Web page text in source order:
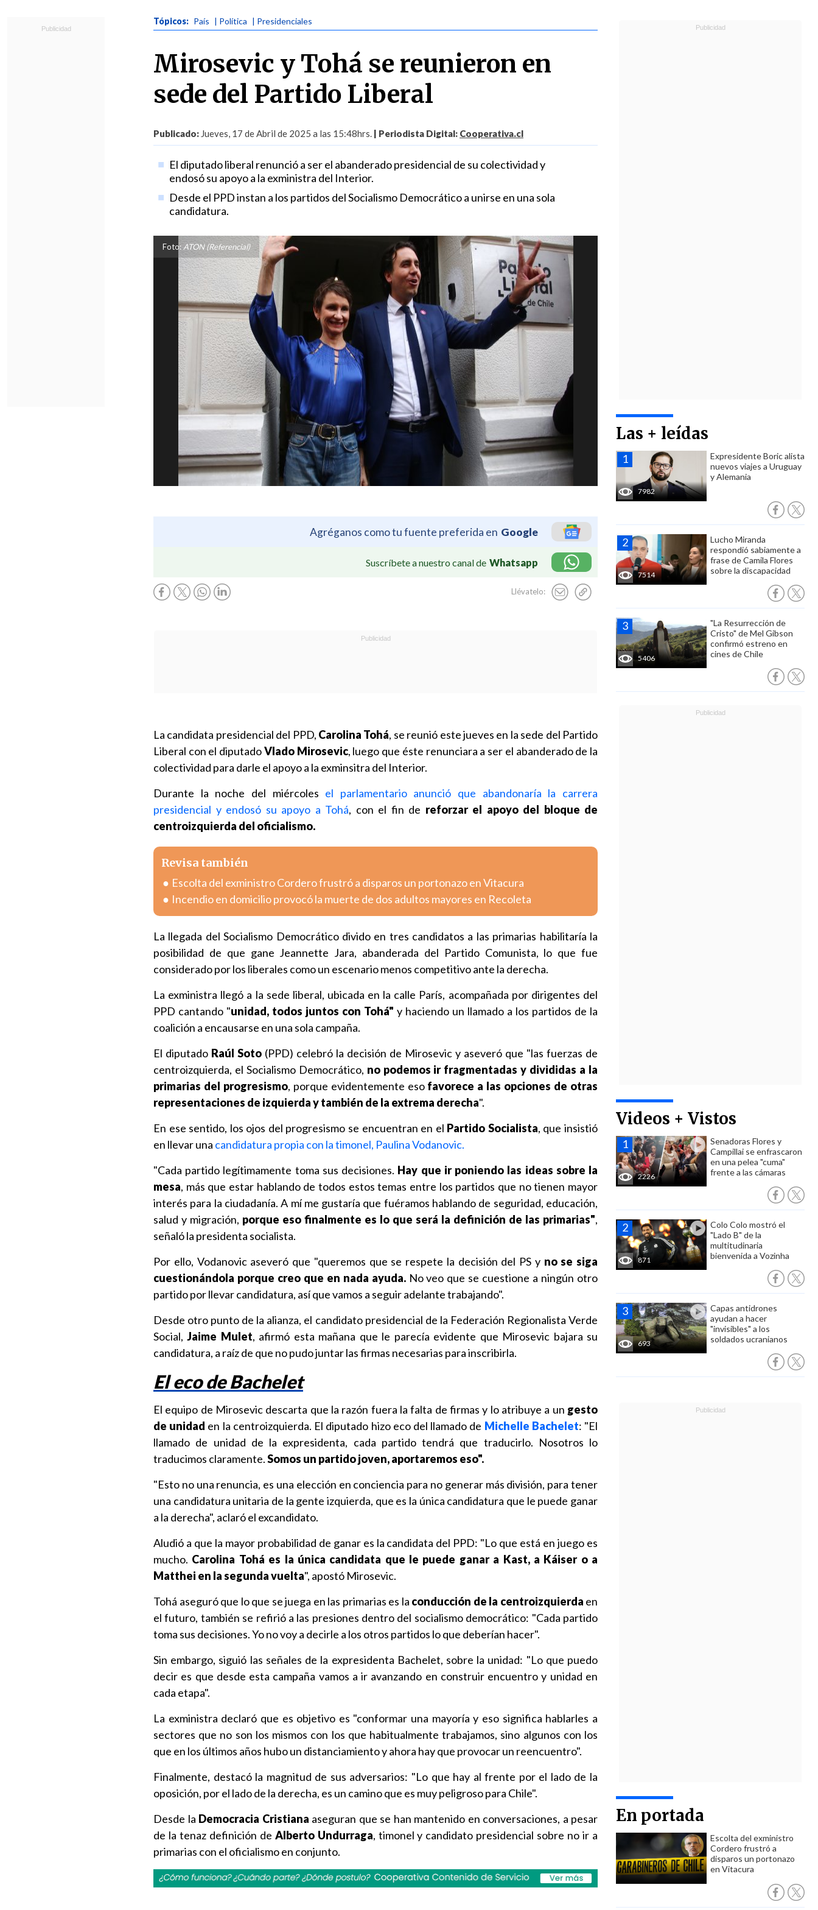
Tópicos: País | Política | Presidenciales
Mirosevic y Tohá se reunieron en
sede del Partido Liberal
Publicado: Jueves, 17 de Abril de 2025 a las 15:48hrs. | Periodista Digital: Cooperativa.cl
El diputado liberal renunció a ser el abanderado presidencial de su colectividad y
endosó su apoyo a la exministra del Interior.
Desde el PPD instan a los partidos del Socialismo Democrático a unirse en una sola
candidatura.
Foto: ATON (Referencial)
Agréganos como tu fuente preferida en Google
Suscríbete a nuestro canal de Whatsapp
Llévatelo:
Las + leídas
7982
Expresidente Boric alista
nuevos viajes a Uruguay
y Alemania
7514
Lucho Miranda
respondió sabiamente a
frase de Camila Flores
sobre la discapacidad
5406
"La Resurrección de
Cristo" de Mel Gibson
confirmó estreno en
cines de Chile
Videos + Vistos
2226
Senadoras Flores y
Campillai se enfrascaron
en una pelea "cuma"
frente a las cámaras
871
Colo Colo mostró el
"Lado B" de la
multitudinaria
bienvenida a Vozinha
693
Capas antidrones
ayudan a hacer
"invisibles" a los
soldados ucranianos
En portada
Escolta del exministro
Cordero frustró a
disparos un portonazo
en Vitacura
La candidata presidencial del PPD, Carolina Tohá, se reunió este jueves en la sede del Partido
Liberal con el diputadoVlado Mirosevic, luego que éste renunciara a ser el abanderado de la
colectividad para darle el apoyo a la exminsitra del Interior.
Durante la noche del miércoles el parlamentario anunció que abandonaría la carrera
presidencial y endosó su apoyo a Tohá, con el fin de reforzar el apoyo del bloque de
centroizquierda del oficialismo.
Revisa también
Escolta del exministro Cordero frustró a disparos un portonazo en Vitacura
Incendio en domicilio provocó la muerte de dos adultos mayores en Recoleta
La llegada del Socialismo Democrático divido en tres candidatos a las primarias habilitaría la
posibilidad de que gane Jeannette Jara, abanderada del Partido Comunista, lo que fue
considerado por los liberales como un escenario menos competitivo ante la derecha.
La exministra llegó a la sede liberal, ubicada en la calle París, acompañada por dirigentes del
PPD cantando "unidad, todos juntos con Tohá" y haciendo un llamado a los partidos de la
coalición a encausarse en una sola campaña.
El diputado Raúl Soto (PPD) celebró la decisión de Mirosevic y aseveró que "las fuerzas de
centroizquierda, el Socialismo Democrático, no podemos ir fragmentadas y divididas a la
primarias del progresismo, porque evidentemente eso favorece a las opciones de otras
representaciones de izquierda y también de la extrema derecha".
En ese sentido, los ojos del progresismo se encuentran en el Partido Socialista, que insistió
en llevar una candidatura propia con la timonel, Paulina Vodanovic.
"Cada partido legítimamente toma sus decisiones. Hay que ir poniendo las ideas sobre la
mesa, más que estar hablando de todos estos temas entre los partidos que no tienen mayor
interés para la ciudadanía. A mí me gustaría que fuéramos hablando de seguridad, educación,
salud y migración, porque eso finalmente es lo que será la definición de las primarias",
señaló la presidenta socialista.
Por ello, Vodanovic aseveró que "queremos que se respete la decisión del PS yno se siga
cuestionándola porque creo que en nada ayuda.No veo que se cuestione a ningún otro
partido por llevar candidatura, así que vamos a seguir adelante trabajando".
Desde otro punto de la alianza, el candidato presidencial de la Federación Regionalista Verde
Social,Jaime Mulet, afirmó esta mañana que le parecía evidente que Mirosevic bajara su
candidatura, a raíz de que no pudo juntar las firmas necesarias para inscribirla.
El eco de Bachelet
El equipo de Mirosevic descarta que la razón fuera la falta de firmas y lo atribuye a un gesto
de unidad en la centroizquierda. El diputado hizo eco del llamado de Michelle Bachelet: "El
llamado de unidad de la expresidenta, cada partido tendrá que traducirlo. Nosotros lo
traducimos claramente.Somos un partido joven, aportaremos eso".
"Esto no una renuncia, es una elección en conciencia para no generar más división, para tener
una candidatura unitaria de la gente izquierda, que es la única candidatura que le puede ganar
a la derecha", aclaró el excandidato.
Aludió a que la mayor probabilidad de ganar es la candidata del PPD: "Lo que está en juego es
mucho. Carolina Tohá es la única candidata que le puede ganar a Kast, a Káiser o a
Matthei en la segunda vuelta", apostó Mirosevic.
Tohá aseguró que lo que se juega en las primarias es la conducción de la centroizquierda en
el futuro, también se refirió a las presiones dentro del socialismo democrático: "Cada partido
toma sus decisiones. Yo no voy a decirle a los otros partidos lo que deberían hacer".
Sin embargo, siguió las señales de la expresidenta Bachelet, sobre la unidad: "Lo que puedo
decir es que desde esta campaña vamos a ir avanzando en construir encuentro y unidad en
cada etapa".
La exministra declaró que es objetivo es "conformar una mayoría y eso significa hablarles a
sectores que no son los mismos con los que habitualmente trabajamos, sino algunos con los
que en los últimos años hubo un distanciamiento y ahora hay que provocar un reencuentro".
Finalmente, destacó la magnitud de sus adversarios: "Lo que hay al frente por el lado de la
oposición, por el lado de la derecha, es un camino que es muy peligroso para Chile".
Desde la Democracia Cristiana aseguran que se han mantenido en conversaciones, a pesar
de la tenaz definición de Alberto Undurraga, timonel y candidato presidencial sobre no ir a
primarias con el oficialismo en conjunto.